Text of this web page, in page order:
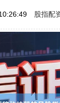
股指配